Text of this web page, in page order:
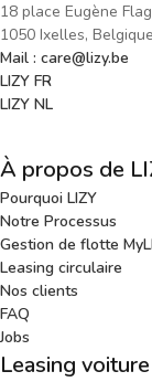
18 place Eugène
1050 Ixelles, Belgique
Mail : care@lizy.be
LIZY FR
LIZY NL
À propos de
Pourquoi LIZY
Notre Processus
Gestion de flotte
Leasing circulaire
Nos clients
FAQ
Jobs
Leasing voiture